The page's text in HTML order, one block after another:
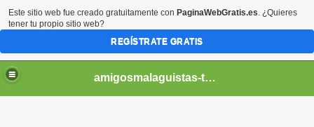
amigosmalaguistas-temporadas
Este sitio web fue creado gratuitamente con PaginaWebGratis.es. ¿Quieres
tener tu propio sitio web?
REGÍSTRATE GRATIS